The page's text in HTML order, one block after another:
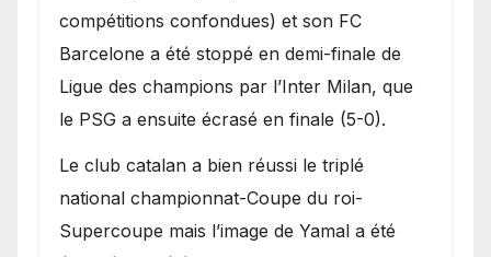
compétitions confondues) et son FC
Barcelone a été stoppé en demi-finale de
Ligue des champions par l’Inter Milan, que
le PSG a ensuite écrasé en finale (5-0).
Le club catalan a bien réussi le triplé
national championnat-Coupe du roi-
Supercoupe mais l’image de Yamal a été